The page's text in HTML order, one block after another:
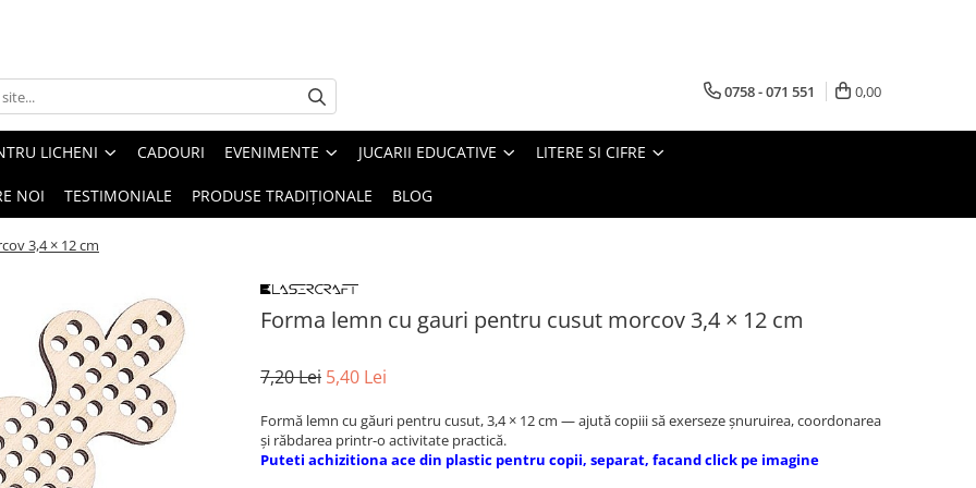
0758 - 071 551 0,00
LICHENI CADOURI EVENIMENTE JUCARII EDUCATIVE LITERE SI CIFRE
NOI TESTIMONIALE PRODUSE TRADIȚIONALE BLOG
3,4 × 12 cm
Forma lemn cu gauri pentru cusut morcov 3,4 × 12 cm
7,20 Lei 5,40 Lei
Formă lemn cu găuri pentru cusut, 3,4 × 12 cm — ajută copiii să exerseze șnuruirea, coordonarea
și răbdarea printr-o activitate practică.
Puteti achizitiona ace din plastic pentru copii, separat, facand click pe imagine